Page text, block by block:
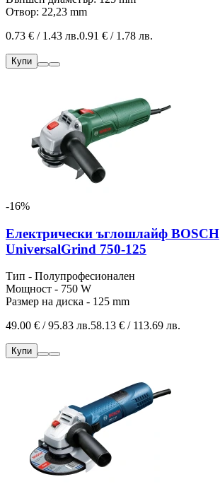
Отвор: 22,23 mm
0.73 € / 1.43 лв.0.91 € / 1.78 лв.
Купи
-16%
Електрически ъглошлайф BOSCH
UniversalGrind 750-125
Тип - Полупрофесионален
Мощност - 750 W
Размер на диска - 125 mm
49.00 € / 95.83 лв.58.13 € / 113.69 лв.
Купи